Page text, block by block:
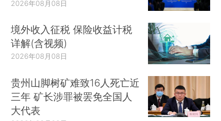
2026年08月08日
境外收入征税 保险收益计税
详解(含视频)
2026年08月08日
贵州山脚树矿难致16人死亡近
三年 矿长涉罪被罢免全国人
大代表